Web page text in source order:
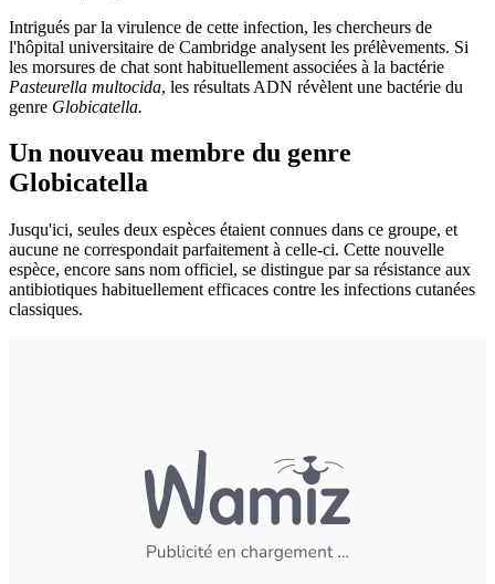
Intrigués par la virulence de cette infection, les chercheurs de
l'hôpital universitaire de Cambridge analysent les prélèvements. Si
les morsures de chat sont habituellement associées à la bactérie
Pasteurella multocida, les résultats ADN révèlent une bactérie du
genre Globicatella.
Un nouveau membre du genre
Globicatella
Jusqu'ici, seules deux espèces étaient connues dans ce groupe, et
aucune ne correspondait parfaitement à celle-ci. Cette nouvelle
espèce, encore sans nom officiel, se distingue par sa résistance aux
antibiotiques habituellement efficaces contre les infections cutanées
classiques.